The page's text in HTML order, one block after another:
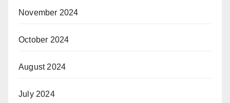
November 2024
October 2024
August 2024
July 2024